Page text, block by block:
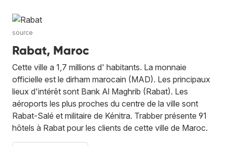
source
Rabat, Maroc
Cette ville a 1,7 millions d' habitants. La monnaie
officielle est le dirham marocain (MAD). Les principaux
lieux d'intérêt sont Bank Al Maghrib (Rabat). Les
aéroports les plus proches du centre de la ville sont
Rabat-Salé et militaire de Kénitra. Trabber présente 91
hôtels à Rabat pour les clients de cette ville de Maroc.